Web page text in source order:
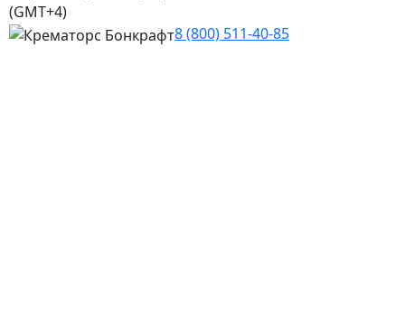
(GMT+4)
8 (800) 511-40-85